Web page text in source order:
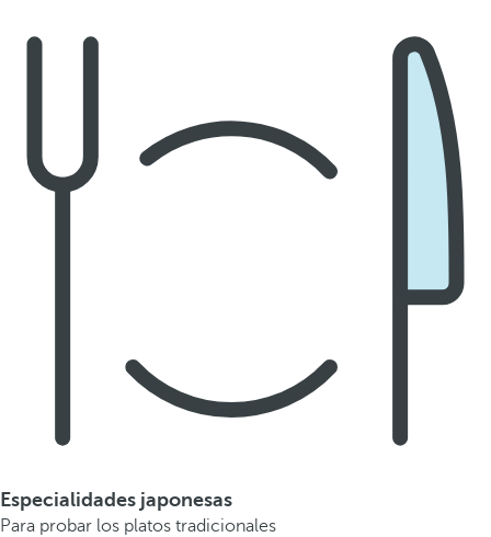
Especialidades japonesas
Para probar los platos tradicionales